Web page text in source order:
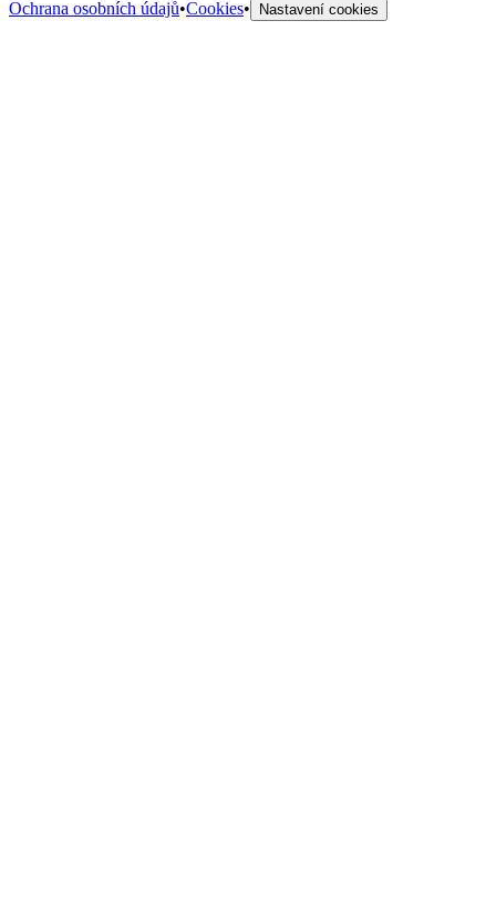
Ochrana osobních údajů•Cookies• Nastavení cookies